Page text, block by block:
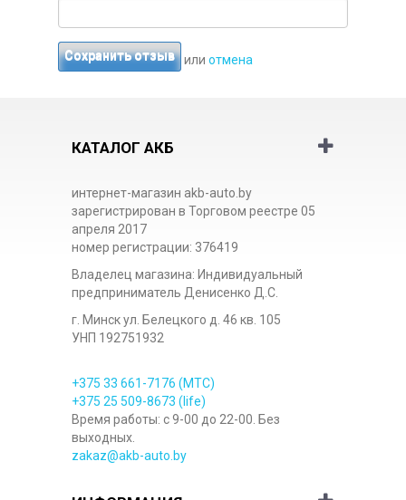
Сохранить отзыв или отмена
КАТАЛОГ АКБ
интернет-магазин akb-auto.by
зарегистрирован в Торговом реестре 05
апреля 2017
номер регистрации: 376419
Владелец магазина: Индивидуальный
предприниматель Денисенко Д.С.
г. Минск ул. Белецкого д. 46 кв. 105
УНП 192751932
+375 33 661-7176 (МТС)
+375 25 509-8673 (life)
Время работы: с 9-00 до 22-00. Без
выходных.
zakaz@akb-auto.by